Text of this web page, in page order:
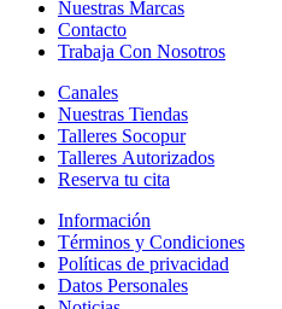
Nuestras Marcas
Contacto
Trabaja Con Nosotros
Canales
Nuestras Tiendas
Talleres Socopur
Talleres Autorizados
Reserva tu cita
Información
Términos y Condiciones
Políticas de privacidad
Datos Personales